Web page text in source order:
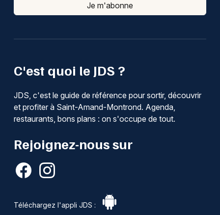
C'est quoi le JDS ?
JDS, c'est le guide de référence pour sortir, découvrir
et profiter à Saint-Amand-Montrond. Agenda,
restaurants, bons plans : on s'occupe de tout.
Rejoignez-nous sur
Téléchargez l'appli JDS :
Je m'abonne